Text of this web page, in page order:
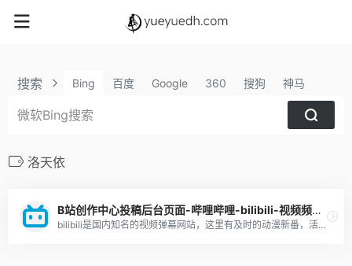
搜索 Bing 百度 Google 360 搜狗 神马
洛天依
B站创作中心投稿后台页面-哔哩哔哩-bilibili-视频频道介绍-优缺点分析-新手攻略
bilibili是国内知名的视频弹幕网站，这里有及时的动漫新番，活跃的ACG氛围，有创意的Up主。大家可以在这里找到许多欢乐。